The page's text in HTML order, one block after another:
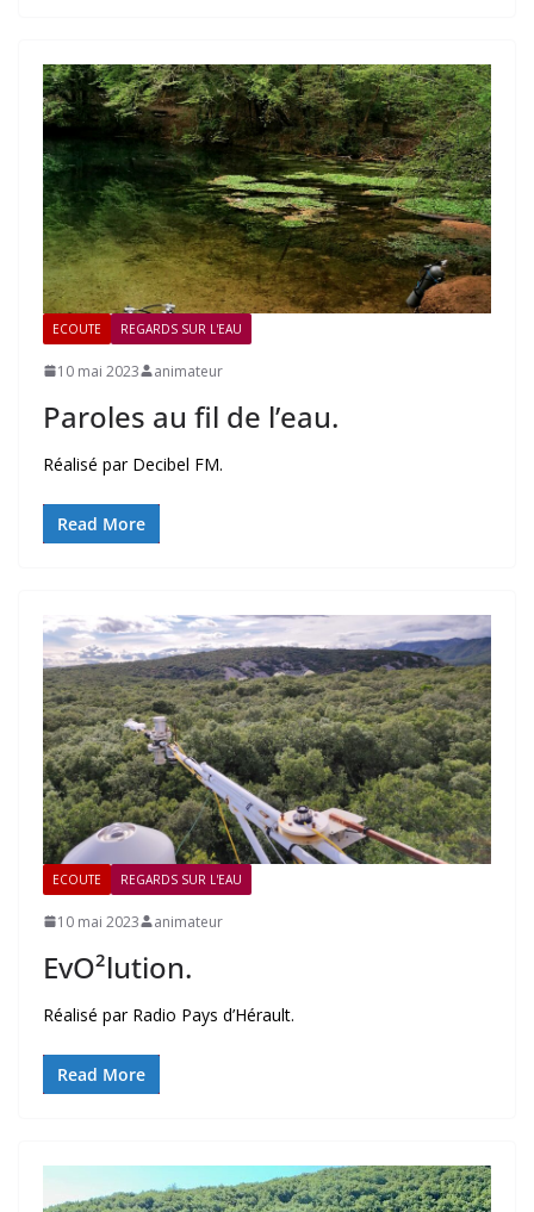
ECOUTE REGARDS SUR L'EAU
10 mai 2023 animateur
Paroles au fil de l’eau.
Réalisé par Decibel FM.
Read More
ECOUTE REGARDS SUR L'EAU
10 mai 2023 animateur
EvO²lution.
Réalisé par Radio Pays d’Hérault.
Read More